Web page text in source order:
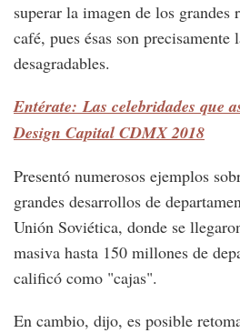
superar la imagen de los grandes
café, pues ésas son
desagradables.
Entérate: Las celebridades que
Design Capital CDMX 2018
Presentó numerosos ejemplos
grandes desarrollos de
Unión Soviética, donde se
masiva hasta 150 millones de
calificó como "cajas".
En cambio, dijo, es posible